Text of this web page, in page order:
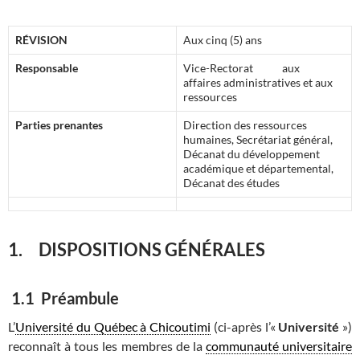
RÉVISION Aux cinq (5) ans
Responsable
Vice-Rectorat aux
affaires administratives et aux
ressources
Parties prenantes
Direction des ressources
humaines, Secrétariat général,
Décanat du développement
académique et départemental,
Décanat des études
1. DISPOSITIONS GÉNÉRALES
1.1 Préambule
L’Université du Québec à Chicoutimi (ci-après l’« Université »)
reconnaît à tous les membres de la communauté universitaire